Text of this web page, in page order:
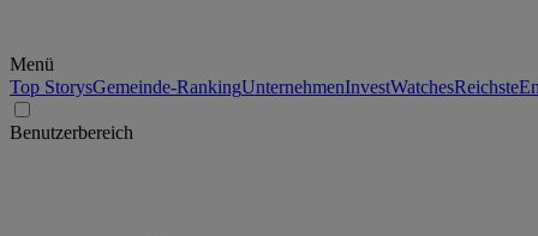
Menü
Top StorysGemeinde-RankingUnternehmenInvestWatchesReichste
Benutzerbereich